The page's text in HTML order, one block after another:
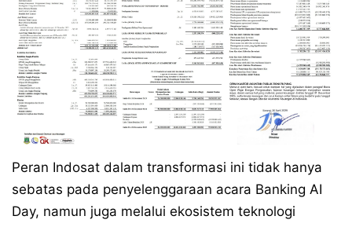
Peran Indosat dalam transformasi ini tidak hanya
sebatas pada penyelenggaraan acara Banking AI
Day, namun juga melalui ekosistem teknologi